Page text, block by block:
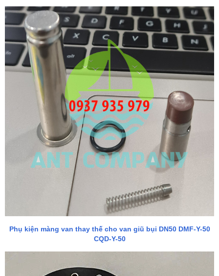
Phụ kiện màng van thay thế cho van giũ bụi DN50 DMF-Y-50
CQD-Y-50